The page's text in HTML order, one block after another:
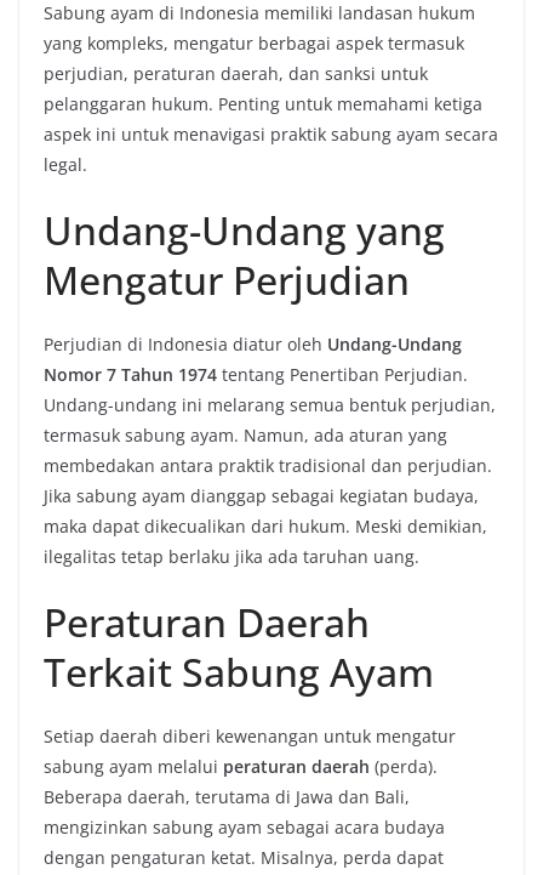
Sabung ayam di Indonesia memiliki landasan hukum
yang kompleks, mengatur berbagai aspek termasuk
perjudian, peraturan daerah, dan sanksi untuk
pelanggaran hukum. Penting untuk memahami ketiga
aspek ini untuk menavigasi praktik sabung ayam secara
legal.
Undang-Undang yang
Mengatur Perjudian
Perjudian di Indonesia diatur oleh Undang-Undang
Nomor 7 Tahun 1974 tentang Penertiban Perjudian.
Undang-undang ini melarang semua bentuk perjudian,
termasuk sabung ayam. Namun, ada aturan yang
membedakan antara praktik tradisional dan perjudian.
Jika sabung ayam dianggap sebagai kegiatan budaya,
maka dapat dikecualikan dari hukum. Meski demikian,
ilegalitas tetap berlaku jika ada taruhan uang.
Peraturan Daerah
Terkait Sabung Ayam
Setiap daerah diberi kewenangan untuk mengatur
sabung ayam melalui peraturan daerah (perda).
Beberapa daerah, terutama di Jawa dan Bali,
mengizinkan sabung ayam sebagai acara budaya
dengan pengaturan ketat. Misalnya, perda dapat